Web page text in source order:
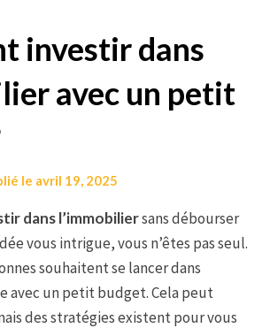
investir dans
avec un petit
le avril 19, 2025
dans l’immobiliersans débourser
vous intrigue, vous n’êtes pas seul.
souhaitent se lancer dans
avec un petit budget. Cela peut
des stratégies existent pour vous